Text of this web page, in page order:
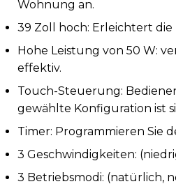
Wohnung an.
39 Zoll hoch: Erleichtert
Hohe Leistung von 50 W:
effektiv.
Touch-Steuerung:
gewählte Konfiguration ist
Timer: Programmieren Sie
3 Geschwindigkeiten:
3 Betriebsmodi: (natürlich,